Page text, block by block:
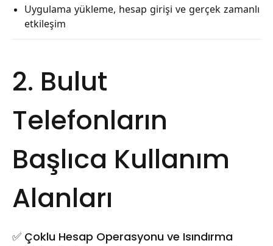
Uygulama yükleme, hesap girişi ve gerçek zamanlı
etkileşim
2. Bulut
Telefonların
Başlıca Kullanım
Alanları
✅ Çoklu Hesap Operasyonu ve Isındırma